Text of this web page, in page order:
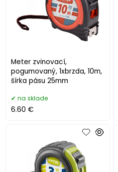
Meter zvinovací,
pogumovaný, 1xbrzda, 10m,
šírka pásu 25mm
na sklade
6.60 €